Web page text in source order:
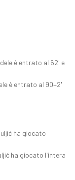
è entrato al 62' e
è entrato al 90+2'
ha giocato
ha giocato l'intera